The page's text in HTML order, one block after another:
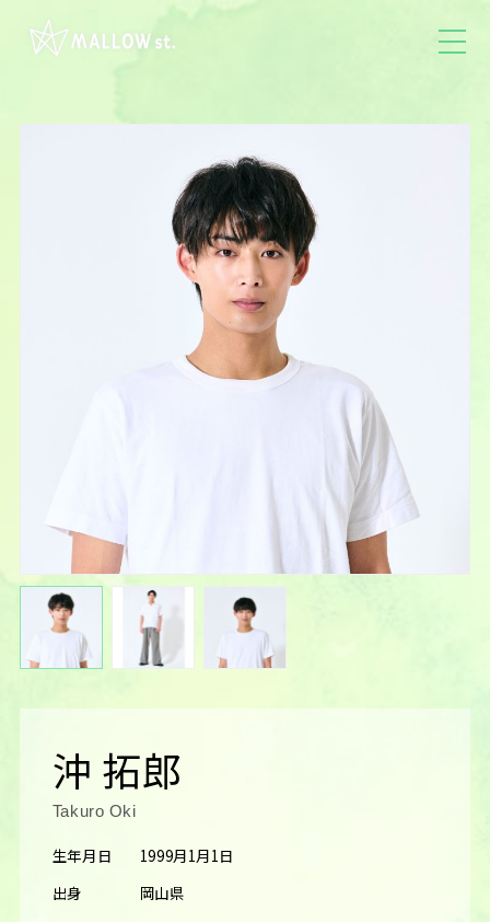
沖 拓郎
Takuro Oki
生年月日
1999月1月1日
出身
岡山県